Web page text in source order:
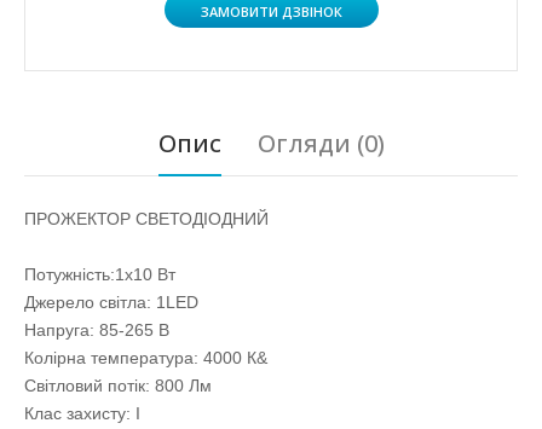
ЗАМОВИТИ ДЗВІНОК
Опис Огляди (0)
ПРОЖЕКТОР СВЕТОДІОДНИЙ
Потужність:1х10 Вт
Джерело світла: 1LED
Напруга: 85-265 В
Колірна температура: 4000 К&
Світловий потік: 800 Лм
Клас захисту: I